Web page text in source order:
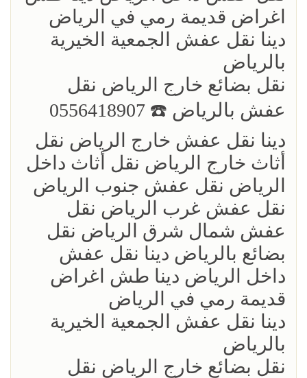
اغراض قديمة رمي في الرياض
دينا نقل عفش الجمعية الخيرية
بالرياض
نقل بضائع خارج الرياض ‏نقل
عفش بالرياض ☎️ 0556418907
دينا نقل عفش خارج الرياض نقل
أثاث خارج الرياض نقل أثاث داخل
الرياض نقل عفش جنوب الرياض
نقل عفش غرب الرياض نقل
عفش شمال شرق الرياض نقل
بضائع بالرياض دينا نقل عفش
داخل الرياض دينا طش اغراض
قديمة رمي في الرياض
دينا نقل عفش الجمعية الخيرية
بالرياض
نقل بضائع خارج الرياض ‏نقل